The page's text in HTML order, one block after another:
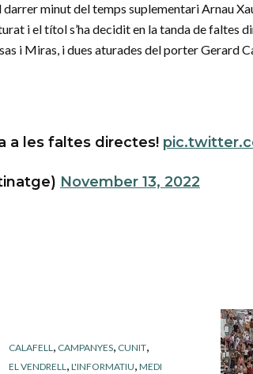
darrer minut del temps suplementari Arnau
i el títol s’ha decidit en la tanda de faltes
i Miras, i dues aturades del porter Gerard
a les faltes directes!
November 13, 2022
CALAFELL, CAMPANYES, CUNIT,
EL VENDRELL, L'INFORMATIU, MEDI